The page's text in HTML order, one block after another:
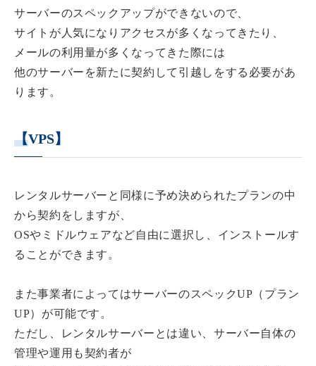
サーバーのスペックアップができないので、
サイトが人気になりアクセスが多くなってきたり、
メールの利用量が多くなってきた際には
他のサーバーを新たに契約して引越しをする必要があ
ります。
【VPS】
レンタルサーバーと同様に予め決められたプランの中
から契約をしますが、
OSやミドルウェアなど自由に選択し、インストールす
ることができます。
また事業者によってはサーバーのスペックUP（プラン
UP）が可能です。
ただし、レンタルサーバーとは違い、サーバー自体の
管理や運用も契約者が